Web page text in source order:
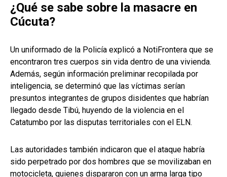
¿Qué se sabe sobre la masacre en
Cúcuta?
Un uniformado de la Policía explicó a NotiFrontera que se
encontraron tres cuerpos sin vida dentro de una vivienda.
Además, según información preliminar recopilada por
inteligencia, se determinó que las víctimas serían
presuntos integrantes de grupos disidentes que habrían
llegado desde Tibú, huyendo de la violencia en el
Catatumbo por las disputas territoriales con el ELN.
Las autoridades también indicaron que el ataque habría
sido perpetrado por dos hombres que se movilizaban en
motocicleta, quienes dispararon con un arma larga tipo